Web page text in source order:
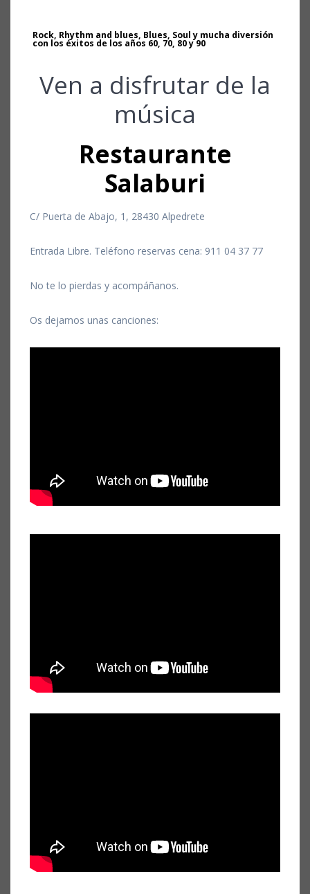
Rock, Rhythm and blues, Blues, Soul y mucha diversión
con los éxitos de los años 60, 70, 80 y 90
Ven a disfrutar de la
música
Restaurante
Salaburi
C/ Puerta de Abajo, 1, 28430 Alpedrete
Entrada Libre. Teléfono reservas cena: 911 04 37 77
No te lo pierdas y acompáñanos.
Os dejamos unas canciones: